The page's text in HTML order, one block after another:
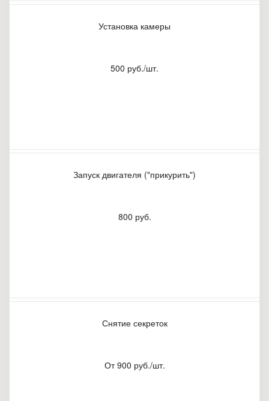
Установка камеры
500 руб./шт.
Запуск двигателя ("прикурить")
800 руб.
Снятие секреток
От 900 руб./шт.